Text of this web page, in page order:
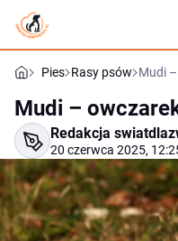
Pies Rasy psów Mudi
Mudi –
Redakcja
20 czerwca 2025,